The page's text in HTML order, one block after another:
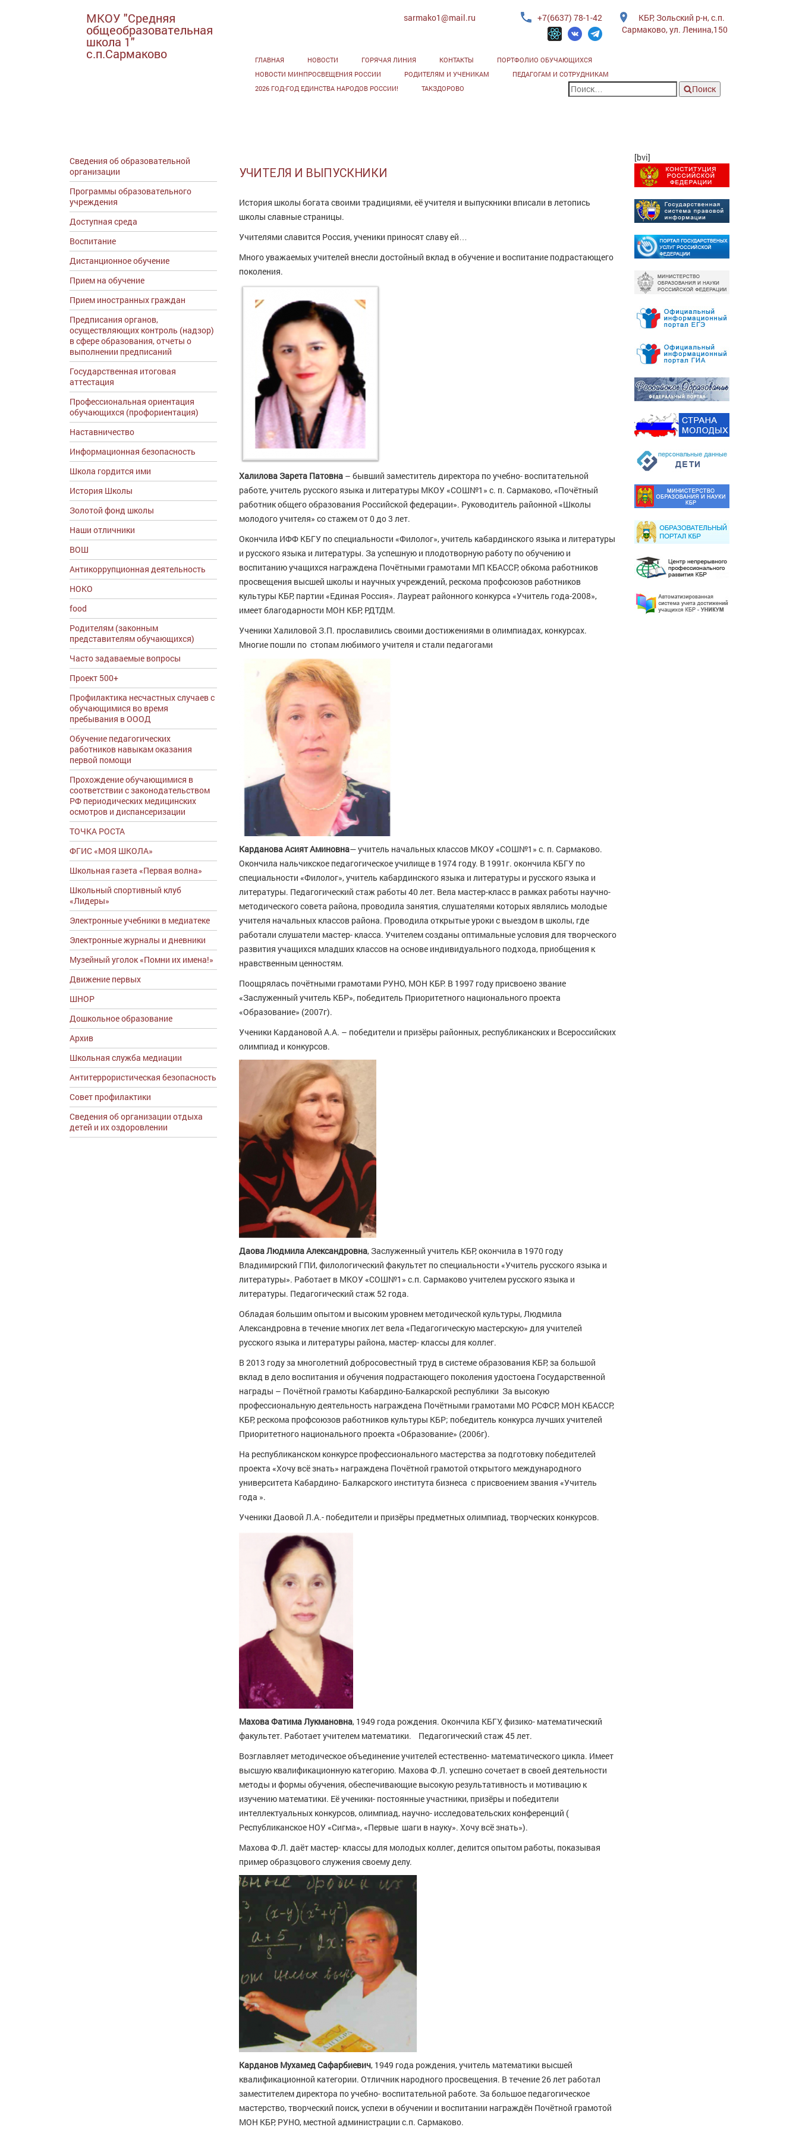
МКОУ "Средняя
общеобразовательная
школа 1"
с.п.Сармаково
sarmako1@mail.ru +7(6637) 78-1-42
КБР, Зольский р-н, с.п.
Сармаково, ул. Ленина,150
ГЛАВНАЯ НОВОСТИ ГОРЯЧАЯ ЛИНИЯ КОНТАКТЫ
ПОРТФОЛИО ОБУЧАЮЩИХСЯ
НОВОСТИ МИНПРОСВЕЩЕНИЯ РОССИИ
РОДИТЕЛЯМ И УЧЕНИКАМ
ПЕДАГОГАМ И СОТРУДНИКАМ
2026 ГОД-ГОД ЕДИНСТВА НАРОДОВ РОССИИ!
ТАКЗДОРОВО Поиск
Сведения об образовательной
организации
Программы образовательного
учреждения
Доступная среда
Воспитание
Дистанционное обучение
Прием на обучение
Прием иностранных граждан
Предписания органов,
осуществляющих контроль (надзор)
в сфере образования, отчеты о
выполнении предписаний
Государственная итоговая
аттестация
Профессиональная ориентация
обучающихся (профориентация)
Наставничество
Информационная безопасность
Школа гордится ими
История Школы
Золотой фонд школы
Наши отличники
ВОШ
Антикоррупционная деятельность
НОКО
food
Родителям (законным
представителям обучающихся)
Часто задаваемые вопросы
Проект 500+
Профилактика несчастных случаев с
обучающимися во время
пребывания в ОООД
Обучение педагогических
работников навыкам оказания
первой помощи
Прохождение обучающимися в
соответствии с законодательством
РФ периодических медицинских
осмотров и диспансеризации
ТОЧКА РОСТА
ФГИС «МОЯ ШКОЛА»
Школьная газета «Первая волна»
Школьный спортивный клуб
«Лидеры»
Электронные учебники в медиатеке
Электронные журналы и дневники
Музейный уголок «Помни их имена!»
Движение первых
ШНОР
Дошкольное образование
Архив
Школьная служба медиации
Антитеррористическая безопасность
Совет профилактики
Сведения об организации отдыха
детей и их оздоровлении
УЧИТЕЛЯ И ВЫПУСКНИКИ
История школы богата своими традициями, её учителя и выпускники вписали в летопись
школы славные страницы.
Учителями славится Россия, ученики приносят славу ей…
Много уважаемых учителей внесли достойный вклад в обучение и воспитание подрастающего
поколения.
Халилова Зарета Патовна – бывший заместитель директора по учебно- воспитательной
работе, учитель русского языка и литературы МКОУ «CОШ№1» с. п. Сармаково, «Почётный
работник общего образования Российской федерации». Руководитель районной «Школы
молодого учителя» со стажем от 0 до 3 лет.
Окончила ИФФ КБГУ по специальности «Филолог», учитель кабардинского языка и литературы
и русского языка и литературы. За успешную и плодотворную работу по обучению и
воспитанию учащихся награждена Почётными грамотами МП КБАССР, обкома работников
просвещения высшей школы и научных учреждений, рескома профсоюзов работников
культуры КБР, партии «Единая Россия». Лауреат районного конкурса «Учитель года-2008»,
имеет благодарности МОН КБР, РДТДМ.
Ученики Халиловой З.П. прославились своими достижениями в олимпиадах, конкурсах.
Многие пошли по стопам любимого учителя и стали педагогами
Карданова Асият Аминовна— учитель начальных классов МКОУ «CОШ№1» с. п. Сармаково.
Окончила нальчикское педагогическое училище в 1974 году. В 1991г. окончила КБГУ по
специальности «Филолог», учитель кабардинского языка и литературы и русского языка и
литературы. Педагогический стаж работы 40 лет. Вела мастер-класс в рамках работы научно-
методического совета района, проводила занятия, слушателями которых являлись молодые
учителя начальных классов района. Проводила открытые уроки с выездом в школы, где
работали слушатели мастер- класса. Учителем созданы оптимальные условия для творческого
развития учащихся младших классов на основе индивидуального подхода, приобщения к
нравственным ценностям.
Поощрялась почётными грамотами РУНО, МОН КБР. В 1997 году присвоено звание
«Заслуженный учитель КБР», победитель Приоритетного национального проекта
«Образование» (2007г).
Ученики Кардановой А.А. – победители и призёры районных, республиканских и Всероссийских
олимпиад и конкурсов.
Даова Людмила Александровна, Заслуженный учитель КБР, окончила в 1970 году
Владимирский ГПИ, филологический факультет по специальности «Учитель русского языка и
литературы». Работает в МКОУ «CОШ№1» с.п. Сармаково учителем русского языка и
литературы. Педагогический стаж 52 года.
Обладая большим опытом и высоким уровнем методической культуры, Людмила
Александровна в течение многих лет вела «Педагогическую мастерскую» для учителей
русского языка и литературы района, мастер- классы для коллег.
В 2013 году за многолетний добросовестный труд в системе образования КБР, за большой
вклад в дело воспитания и обучения подрастающего поколения удостоена Государственной
награды – Почётной грамоты Кабардино-Балкарской республики За высокую
профессиональную деятельность награждена Почётными грамотами МО РСФСР, МОН КБАССР,
КБР, рескома профсоюзов работников культуры КБР; победитель конкурса лучших учителей
Приоритетного национального проекта «Образование» (2006г).
На республиканском конкурсе профессионального мастерства за подготовку победителей
проекта «Хочу всё знать» награждена Почётной грамотой открытого международного
университета Кабардино- Балкарского института бизнеса с присвоением звания «Учитель
года ».
Ученики Даовой Л.А.- победители и призёры предметных олимпиад, творческих конкурсов.
Махова Фатима Лукмановна, 1949 года рождения. Окончила КБГУ, физико- математический
факультет. Работает учителем математики. Педагогический стаж 45 лет.
Возглавляет методическое объединение учителей естественно- математического цикла. Имеет
высшую квалификационную категорию. Махова Ф.Л. успешно сочетает в своей деятельности
методы и формы обучения, обеспечивающие высокую результативность и мотивацию к
изучению математики. Её ученики- постоянные участники, призёры и победители
интеллектуальных конкурсов, олимпиад, научно- исследовательских конференций (
Республиканское НОУ «Сигма», «Первые шаги в науку». Хочу всё знать»).
Махова Ф.Л. даёт мастер- классы для молодых коллег, делится опытом работы, показывая
пример образцового служения своему делу.
Карданов Мухамед Сафарбиевич, 1949 года рождения, учитель математики высшей
квалификационной категории. Отличник народного просвещения. В течение 26 лет работал
заместителем директора по учебно- воспитательной работе. За большое педагогическое
мастерство, творческий поиск, успехи в обучении и воспитании награждён Почётной грамотой
МОН КБР, РУНО, местной администрации с.п. Сармаково.
[bvi]